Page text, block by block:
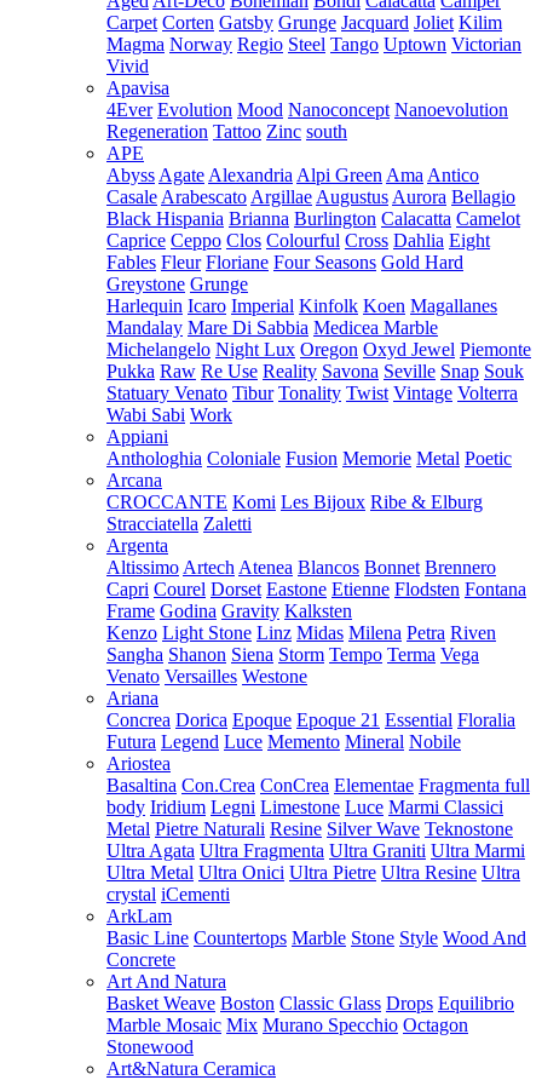
Carpet Corten Gatsby Grunge Jacquard Joliet Kilim
Magma Norway Regio Steel Tango Uptown Victorian
Vivid
Apavisa
4Ever Evolution Mood Nanoconcept Nanoevolution
Regeneration Tattoo Zinc south
APE
Abyss Agate Alexandria Alpi Green Ama Antico
Casale Arabescato Argillae Augustus Aurora Bellagio
Black Hispania Brianna Burlington Calacatta Camelot
Caprice Ceppo Clos Colourful Cross Dahlia Eight
Fables Fleur Floriane Four Seasons Gold Hard
Greystone Grunge
Harlequin Icaro Imperial Kinfolk Koen Magallanes
Mandalay Mare Di Sabbia Medicea Marble
Michelangelo Night Lux Oregon Oxyd Jewel Piemonte
Pukka Raw Re Use Reality Savona Seville Snap Souk
Statuary Venato Tibur Tonality Twist Vintage Volterra
Wabi Sabi Work
Appiani
Anthologhia Coloniale Fusion Memorie Metal Poetic
Arcana
CROCCANTE Komi Les Bijoux Ribe & Elburg
Stracciatella Zaletti
Argenta
Altissimo Artech Atenea Blancos Bonnet Brennero
Capri Courel Dorset Eastone Etienne Flodsten Fontana
Frame Godina Gravity Kalksten
Kenzo Light Stone Linz Midas Milena Petra Riven
Sangha Shanon Siena Storm Tempo Terma Vega
Venato Versailles Westone
Ariana
Concrea Dorica Epoque Epoque 21 Essential Floralia
Futura Legend Luce Memento Mineral Nobile
Ariostea
Basaltina Con.Crea ConCrea Elementae Fragmenta full
body Iridium Legni Limestone Luce Marmi Classici
Metal Pietre Naturali Resine Silver Wave Teknostone
Ultra Agata Ultra Fragmenta Ultra Graniti Ultra Marmi
Ultra Metal Ultra Onici Ultra Pietre Ultra Resine Ultra
crystal iCementi
ArkLam
Basic Line Countertops Marble Stone Style Wood And
Concrete
Art And Natura
Basket Weave Boston Classic Glass Drops Equilibrio
Marble Mosaic Mix Murano Specchio Octagon
Stonewood
Art&Natura Ceramica